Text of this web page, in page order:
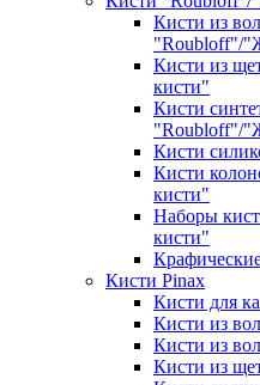
Кисти из
"Roubloff"/
Кисти из
кисти"
Кисти
"Roubloff"/
Кисти
Кисти
кисти"
Наборы
кисти"
Кисти Pinax
Кисти для
Кисти из
Кисти из
Кисти из